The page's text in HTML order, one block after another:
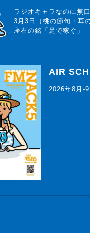
ラジオキャラなのに無
3月3日（桃の節句・耳
座右の銘「足で稼ぐ」
AIR
2026年8月-